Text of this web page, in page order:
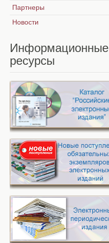
Партнеры
Новости
Информационные
ресурсы